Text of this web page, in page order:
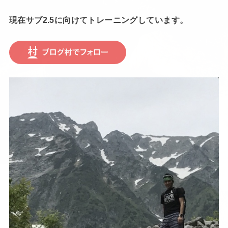
現在サブ2.5に向けてトレーニングしています。